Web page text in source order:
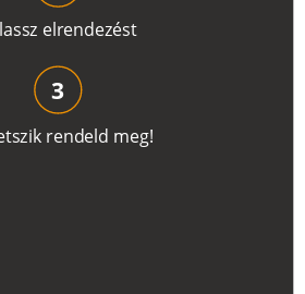
lassz elrendezést
tszik rendeld meg!
3